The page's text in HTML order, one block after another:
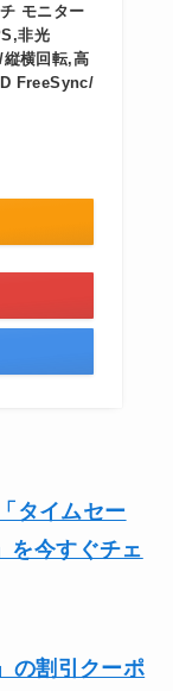
モニター
非光
横回転,高
FreeSync/
タイムセー
を今すぐチェ
の割引クーポ